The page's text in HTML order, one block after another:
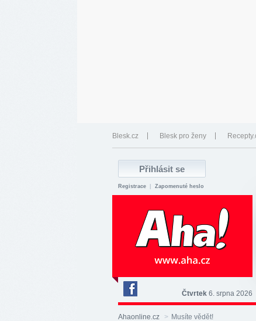
Blesk.cz Blesk pro ženy
Registrace Zapomenuté heslo
Deník
Aha!
Čtvrtek 6. srpna 2026
Ahaonline.cz > Musíte vědět!